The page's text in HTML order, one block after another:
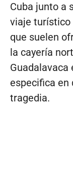
Cuba junto a
viaje turístico
que suelen
la cayería
Guadalavaca
especifica en
tragedia.